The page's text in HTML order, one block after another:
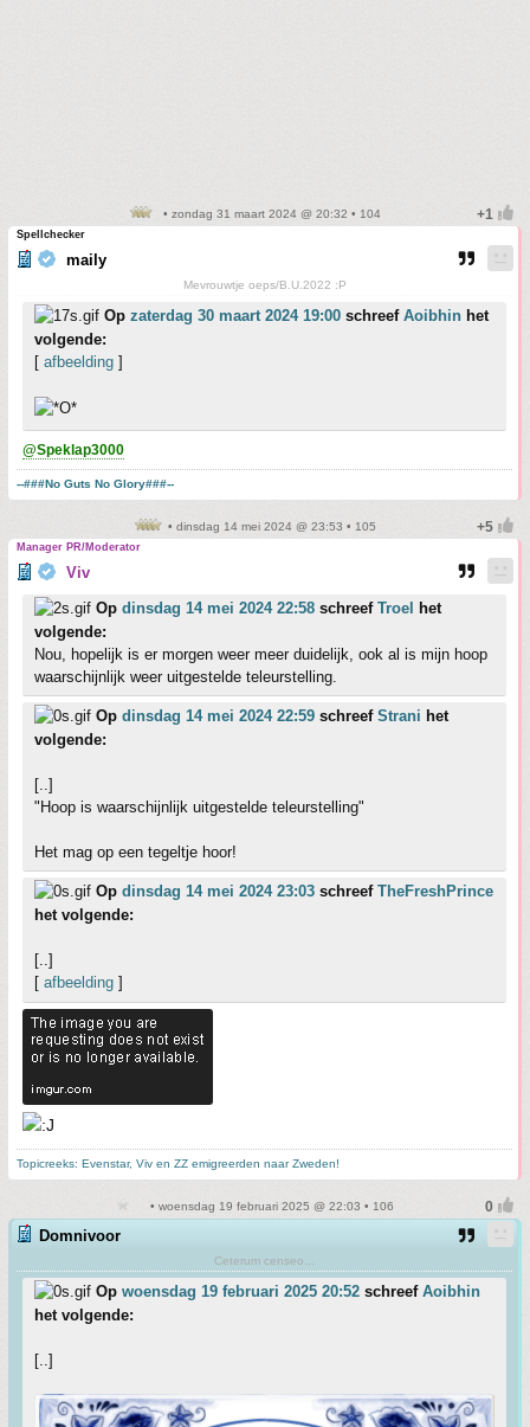
• zondag 31 maart 2024 @ 20:32 • 104
Spellchecker
maily
Mevrouwtje oeps/B.U.2022 :P
Op zaterdag 30 maart 2024 19:00 schreef Aoibhin het
volgende:
[ afbeelding ]
@Speklap3000
--###No Guts No Glory###--
• dinsdag 14 mei 2024 @ 23:53 • 105
Manager PR/Moderator
Viv
Op dinsdag 14 mei 2024 22:58 schreef Troel
het
volgende:
Nou, hopelijk is er morgen weer meer duidelijk, ook al is mijn hoop
waarschijnlijk weer uitgestelde teleurstelling.
Op dinsdag 14 mei 2024 22:59 schreef Strani het
volgende:
[..]
"Hoop is waarschijnlijk uitgestelde teleurstelling"
Het mag op een tegeltje hoor!
Op dinsdag 14 mei 2024 23:03 schreef TheFreshPrince
het volgende:
[..]
[ afbeelding ]
Topicreeks: Evenstar, Viv en ZZ emigreerden naar Zweden!
• woensdag 19 februari 2025 @ 22:03 • 106
Domnivoor
Ceterum censeo...
Op woensdag 19 februari 2025 20:52 schreef Aoibhin
het volgende:
[..]